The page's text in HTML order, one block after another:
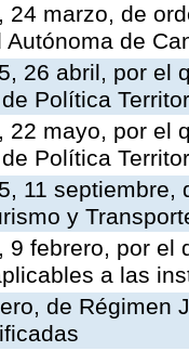
24 marzo, de
de
26 abril, por el
Política
22 mayo, por el
Política
11
y
9 febrero, por
a las
de Régimen